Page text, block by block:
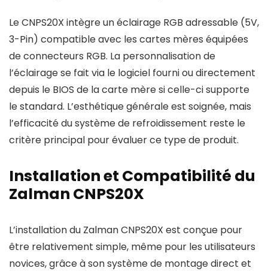
Le CNPS20X intègre un éclairage RGB adressable (5V,
3-Pin) compatible avec les cartes mères équipées
de connecteurs RGB. La personnalisation de
l’éclairage se fait via le logiciel fourni ou directement
depuis le BIOS de la carte mère si celle-ci supporte
le standard. L’esthétique générale est soignée, mais
l’efficacité du système de refroidissement reste le
critère principal pour évaluer ce type de produit.
Installation et Compatibilité du
Zalman CNPS20X
L’installation du Zalman CNPS20X est conçue pour
être relativement simple, même pour les utilisateurs
novices, grâce à son système de montage direct et